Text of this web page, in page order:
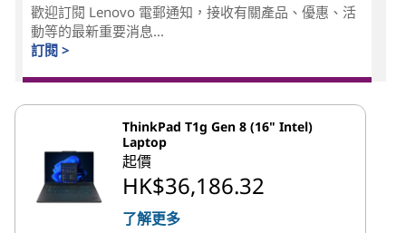
歡迎訂閱 Lenovo 電郵通知，接收有關產品、優惠、活
動等的最新重要消息...
訂閱 >
ThinkPad T1g Gen 8 (16" Intel)
Laptop
起價
HK$36,186.32
了解更多